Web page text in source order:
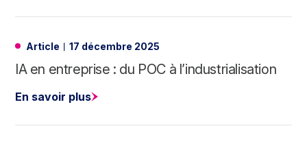
Article 17 décembre 2025
IA en entreprise : du POC à l’industrialisation
En savoir plus